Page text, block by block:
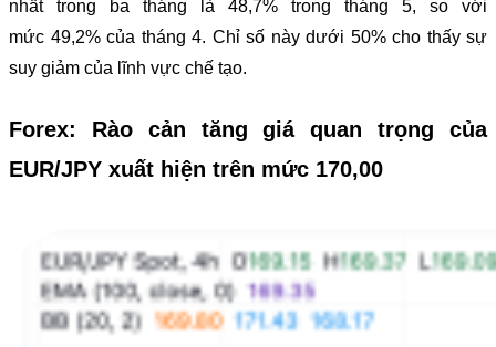
nhất trong ba tháng là 48,7% trong tháng 5, so với
mức 49,2% của tháng 4. Chỉ số này dưới 50% cho thấy sự
suy giảm của lĩnh vực chế tạo.
Forex: Rào cản tăng giá quan trọng của
EUR/JPY xuất hiện trên mức 170,00